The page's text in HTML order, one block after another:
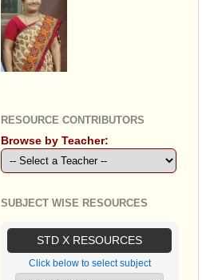
RESOURCE CONTRIBUTORS
Browse by Teacher:
SUBJECT WISE RESOURCES
STD X RESOURCES
Click below to select subject